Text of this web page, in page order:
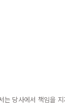
당사에서 책임을